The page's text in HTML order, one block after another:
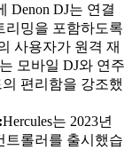
Denon DJ는 연결
리밍을 포함하도록
사용자가 원격 재
모바일 DJ와 연주
편리함을 강조했
Hercules는 2023년
트롤러를 출시했습